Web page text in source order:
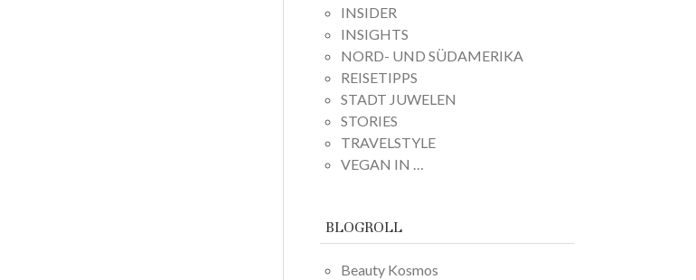
INSIDER
INSIGHTS
NORD- UND SÜDAMERIKA
REISETIPPS
STADT JUWELEN
STORIES
TRAVELSTYLE
VEGAN IN …
BLOGROLL
Beauty Kosmos